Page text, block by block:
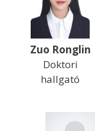
Zuo Ronglin
Doktori
hallgató